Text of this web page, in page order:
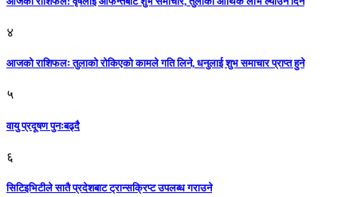
४
आजको राशिफलः तुलाकाे रोकिएको कामले गति लिने, धनुलाई शुभ समाचार प्राप्त हुने
५
वायु प्रदूषण पुनःबढ्दै
६
सिटिइभिटीले सातै प्रदेशबाट ट्रान्सक्रिप्ट उपलब्ध गराउने